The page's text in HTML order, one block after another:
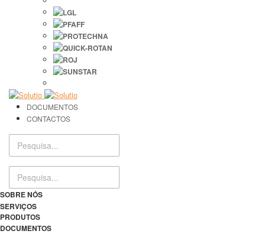
DOCUMENTOS
CONTACTOS
SOBRE NÓS
SERVIÇOS
PRODUTOS
DOCUMENTOS